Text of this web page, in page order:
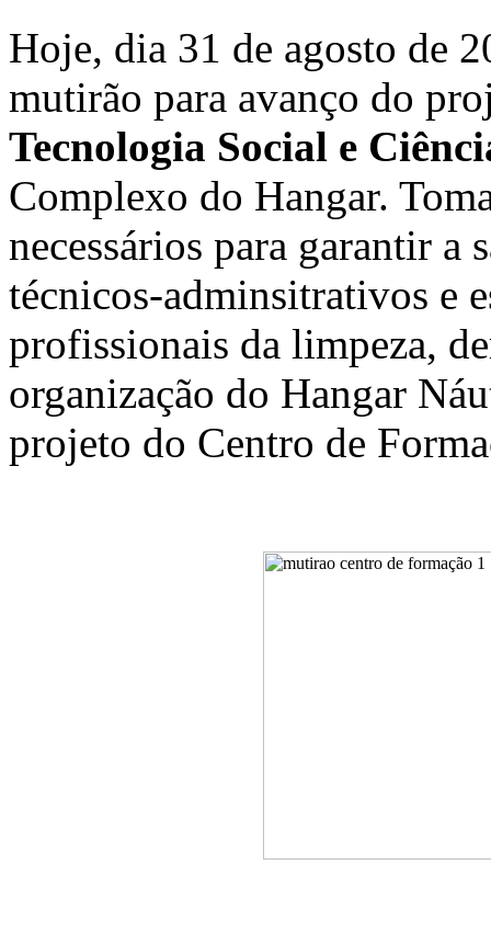
Hoje, dia 31 de agosto de
mutirão para avanço do
Tecnologia Social e
Complexo do Hangar.
necessários para garantir a
técnicos-adminsitrativos e
profissionais da limpeza,
organização do Hangar
projeto do Centro de